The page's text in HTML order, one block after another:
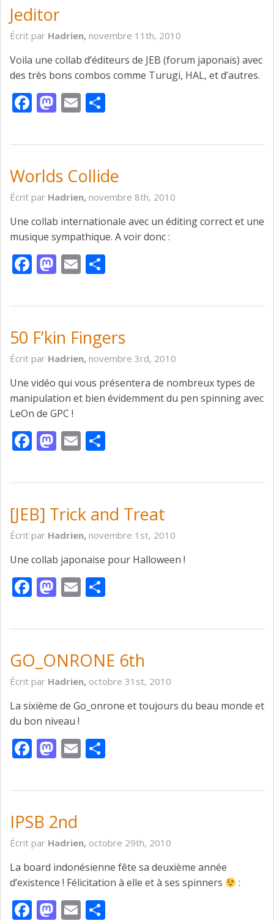
Jeditor
Écrit par Hadrien, novembre 11th, 2010
Voila une collab d’éditeurs de JEB (forum japonais) avec
des très bons combos comme Turugi, HAL, et d’autres.
Facebook
Mastodon
Email
Worlds Collide
Écrit par Hadrien, novembre 8th, 2010
Une collab internationale avec un éditing correct et une
musique sympathique. A voir donc :
Facebook
Mastodon
Email
50 F’kin Fingers
Écrit par Hadrien, novembre 3rd, 2010
Une vidéo qui vous présentera de nombreux types de
manipulation et bien évidemment du pen spinning avec
LeOn de GPC !
Facebook
Mastodon
Email
[JEB] Trick and Treat
Écrit par Hadrien, novembre 1st, 2010
Une collab japonaise pour Halloween !
Facebook
Mastodon
Email
GO_ONRONE 6th
Écrit par Hadrien, octobre 31st, 2010
La sixième de Go_onrone et toujours du beau monde et
du bon niveau !
Facebook
Mastodon
Email
IPSB 2nd
Écrit par Hadrien, octobre 29th, 2010
La board indonésienne fête sa deuxième année
d’existence ! Félicitation à elle et à ses spinners
:
Facebook
Mastodon
Email